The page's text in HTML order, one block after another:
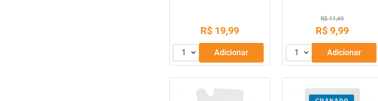
R$ 19,99
1 Adicionar
R$ 11,49
R$ 9,99
1 Adicionar